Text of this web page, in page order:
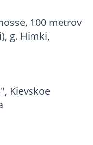
100 metrov
g. Himki,
Kievskoe